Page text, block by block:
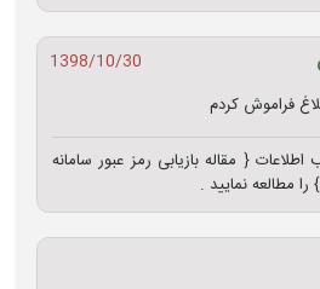
1398/10/30
فراموش کردم
{ مقاله بازیابی رمز عبور سامانه
را مطالعه نمایید .